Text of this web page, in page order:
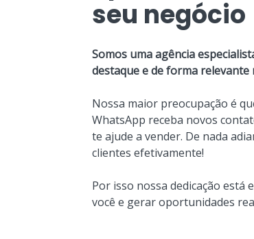
seu negócio
Somos uma agência
destaque e de forma relevante
Nossa maior preocupação é
WhatsApp receba novos
te ajude a vender. De nada
clientes efetivamente!
Por isso nossa dedicação
você e gerar oportunidades